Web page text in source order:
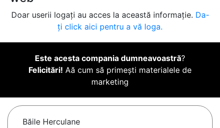
Doar userii logați au acces la această informație. Da-
ți click aici pentru a vă loga.
Este acesta compania dumneavoastră?
Felicitări! Aă cum să primești materialele de
marketing
Băile Herculane